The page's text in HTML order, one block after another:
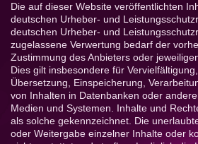
Die auf dieser Website veröffentlichten
deutschen Urheber- und
deutschen Urheber- und
zugelassene Verwertung bedarf der
Zustimmung des Anbieters oder
Dies gilt insbesondere für
Übersetzung, Einspeicherung,
von Inhalten in Datenbanken oder
Medien und Systemen. Inhalte und
als solche gekennzeichnet. Die
oder Weitergabe einzelner Inhalte oder